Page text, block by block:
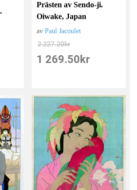
Prästen av Sendo-ji.
Oiwake, Japan
avPaul Jacoulet
2 227.20kr
1 269.50 kr